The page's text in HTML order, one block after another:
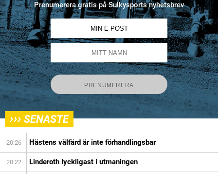
Prenumerera gratis på Sulkysports nyhetsbrev
››› SENASTE
20:26 Hästens välfärd är inte förhandlingsbar
20:22 Linderoth lyckligast i utmaningen